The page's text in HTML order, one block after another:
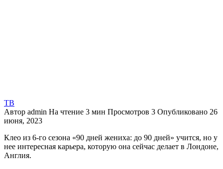
ТВ
Автор admin На чтение 3 мин Просмотров 3 Опубликовано 26
июня, 2023
Клео из 6-го сезона «90 дней жениха: до 90 дней» учится, но у
нее интересная карьера, которую она сейчас делает в Лондоне,
Англия.